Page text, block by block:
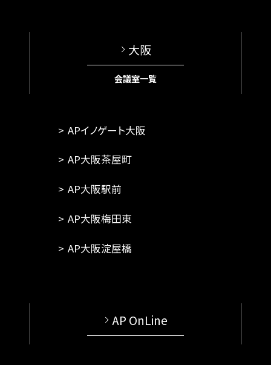
大阪
会議室一覧
APイノゲート大阪
AP大阪茶屋町
AP大阪駅前
AP大阪梅田東
AP大阪淀屋橋
AP OnLine